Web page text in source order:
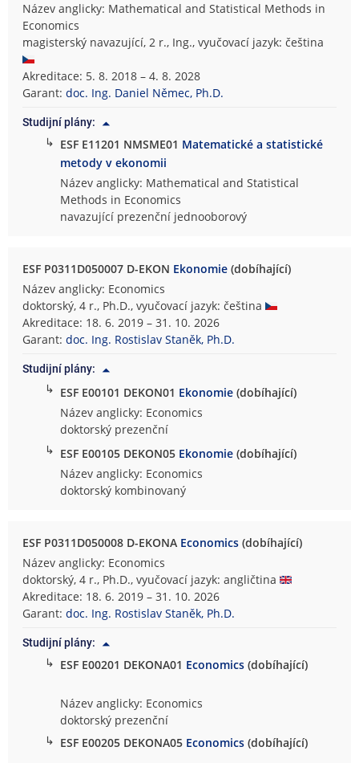
Název anglicky: Mathematical and Statistical Methods in
Economics
magisterský navazující, 2 r., Ing., vyučovací jazyk: čeština
Akreditace: 5. 8. 2018 – 4. 8. 2028
Garant:doc. Ing. Daniel Němec, Ph.D.
Studijní plány:
↳ ESF E11201 NMSME01 Matematické a statistické
metody v ekonomii
Název anglicky: Mathematical and Statistical
Methods in Economics
navazující prezenční jednooborový
ESF P0311D050007 D-EKON Ekonomie (dobíhající)
Název anglicky: Economics
doktorský, 4 r., Ph.D., vyučovací jazyk: čeština
Akreditace: 18. 6. 2019 – 31. 10. 2026
Garant:doc. Ing. Rostislav Staněk, Ph.D.
Studijní plány:
↳ ESF E00101 DEKON01 Ekonomie (dobíhající)
Název anglicky: Economics
doktorský prezenční
↳ ESF E00105 DEKON05 Ekonomie (dobíhající)
Název anglicky: Economics
doktorský kombinovaný
ESF P0311D050008 D-EKONA Economics (dobíhající)
Název anglicky: Economics
doktorský, 4 r., Ph.D., vyučovací jazyk: angličtina
Akreditace: 18. 6. 2019 – 31. 10. 2026
Garant:doc. Ing. Rostislav Staněk, Ph.D.
Studijní plány:
↳ ESF E00201 DEKONA01 Economics (dobíhající)
Název anglicky: Economics
doktorský prezenční
↳ ESF E00205 DEKONA05 Economics (dobíhající)